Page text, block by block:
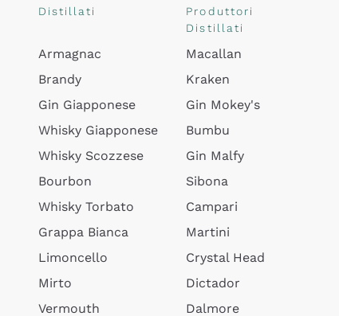
Distillati
Armagnac
Brandy
Gin Giapponese
Whisky Giapponese
Whisky Scozzese
Bourbon
Whisky Torbato
Grappa Bianca
Limoncello
Mirto
Vermouth
Produttori
Distillati
Macallan
Kraken
Gin Mokey's
Bumbu
Gin Malfy
Sibona
Campari
Martini
Crystal Head
Dictador
Dalmore